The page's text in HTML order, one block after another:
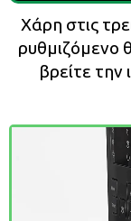
Χάρη στις
ρυθμιζόμενο
βρείτε την